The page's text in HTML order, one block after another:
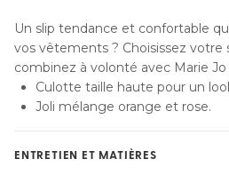
Un slip tendance et confortable
vos vêtements ? Choisissez votre
combinez à volonté avec Marie Jo
Culotte taille haute pour un
Joli mélange orange et rose.
ENTRETIEN ET MATIÈRES